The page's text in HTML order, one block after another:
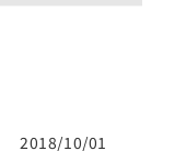
2018/10/01